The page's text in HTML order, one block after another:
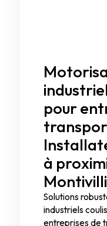
pour
à
Solutions
industriels
entreprises de